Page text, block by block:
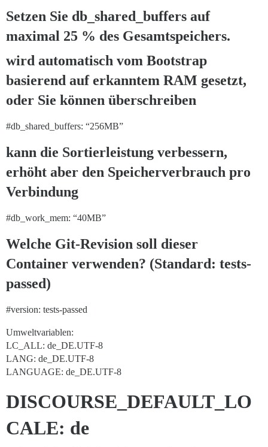
Setzen Sie db_shared_buffers auf
maximal 25 % des Gesamtspeichers.
wird automatisch vom Bootstrap
basierend auf erkanntem RAM gesetzt,
oder Sie können überschreiben
#db_shared_buffers: “256MB”
kann die Sortierleistung verbessern,
erhöht aber den Speicherverbrauch pro
Verbindung
#db_work_mem: “40MB”
Welche Git-Revision soll dieser
Container verwenden? (Standard: tests-
passed)
#version: tests-passed
Umweltvariablen:
LC_ALL: de_DE.UTF-8
LANG: de_DE.UTF-8
LANGUAGE: de_DE.UTF-8
DISCOURSE_DEFAULT_LO
CALE: de